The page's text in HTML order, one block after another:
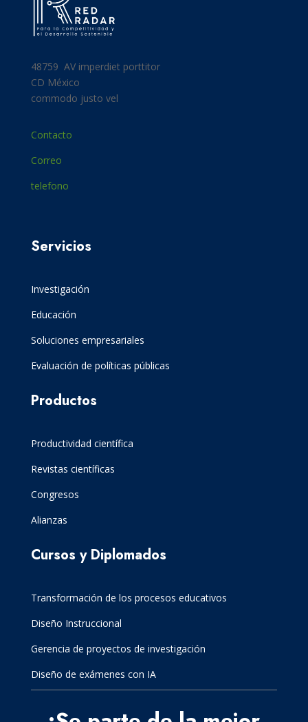
48759 AV imperdiet porttitor
CD México
commodo justo vel
Contacto
Correo
telefono
Servicios
Investigación
Educación
Soluciones empresariales
Evaluación de políticas públicas
Productos
Productividad científica
Revistas científicas
Congresos
Alianzas
Cursos y Diplomados
Transformación de los procesos educativos
Diseño Instruccional
Gerencia de proyectos de investigación
Diseño de exámenes con IA